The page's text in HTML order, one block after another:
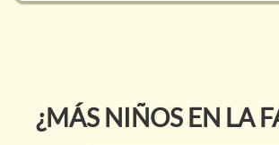
¿MÁS NIÑOS EN LA